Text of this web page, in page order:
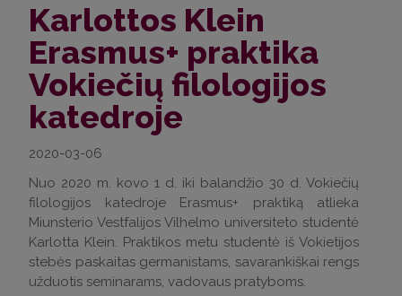
Karlottos Klein
Erasmus+ praktika
Vokiečių filologijos
katedroje
2020-03-06
Nuo 2020 m. kovo 1 d. iki balandžio 30 d. Vokiečių
filologijos katedroje Erasmus+ praktiką atlieka
Miunsterio Vestfalijos Vilhelmo universiteto studentė
Karlotta Klein. Praktikos metu studentė iš Vokietijos
stebės paskaitas germanistams, savarankiškai rengs
užduotis seminarams, vadovaus pratyboms.